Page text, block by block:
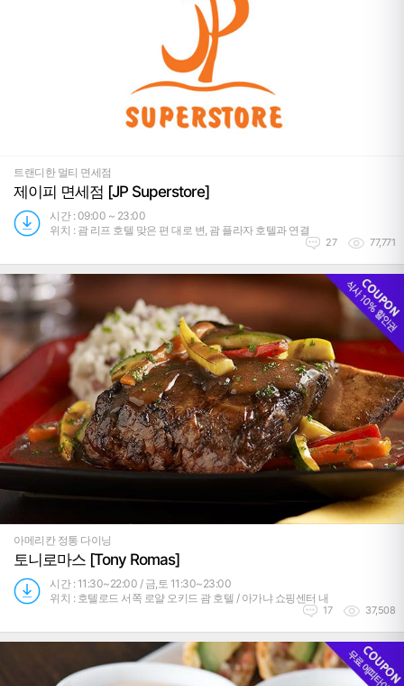
트랜디한 멀티 면세점
제이피 면세점 [JP Superstore]
시간 : 09:00 ~ 23:00
위치 : 괌 리프 호텔 맞은 편 대로 변, 괌 플라자 호텔과 연결
27 77,771
아메리칸 정통 다이닝
토니로마스 [Tony Romas]
시간 : 11:30~22:00 / 금,토 11:30~23:00
위치 : 호텔로드 서쪽 로얄 오키드 괌 호텔 / 아가냐 쇼핑센터 내
17 37,508